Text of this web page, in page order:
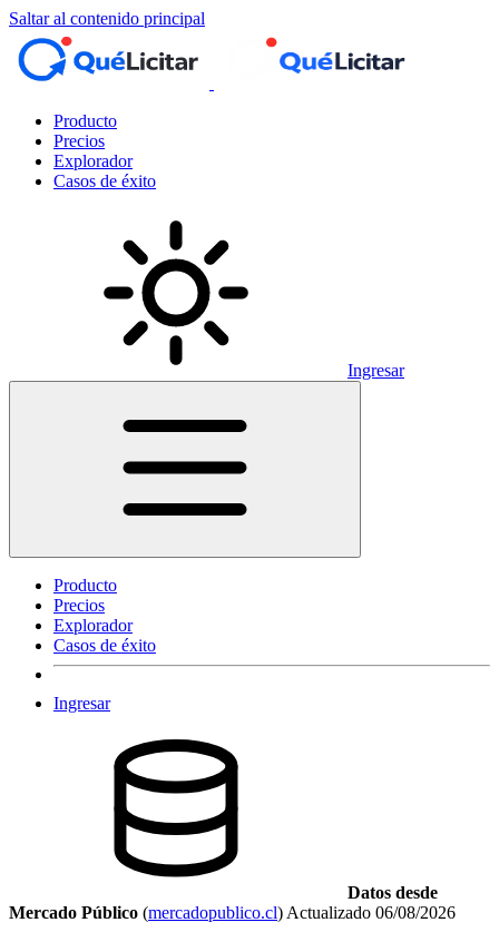
Saltar al contenido principal
Producto
Precios
Explorador
Casos de éxito
Ingresar
Producto
Precios
Explorador
Casos de éxito
Ingresar
Datos desde
Mercado Público (mercadopublico.cl) Actualizado 06/08/2026